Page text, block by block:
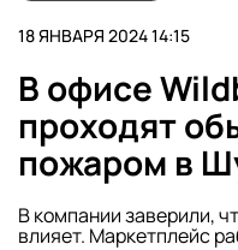
18 ЯНВАРЯ 2024 14:15
В офисе
проходят
пожаром в
В компании заверили,
влияет. Маркетплейс